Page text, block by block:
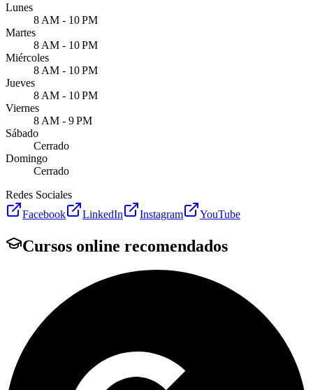
Lunes
8 AM - 10 PM
Martes
8 AM - 10 PM
Miércoles
8 AM - 10 PM
Jueves
8 AM - 10 PM
Viernes
8 AM - 9 PM
Sábado
Cerrado
Domingo
Cerrado
Redes Sociales
Facebook
LinkedIn Instagram YouTube
Cursos online recomendados